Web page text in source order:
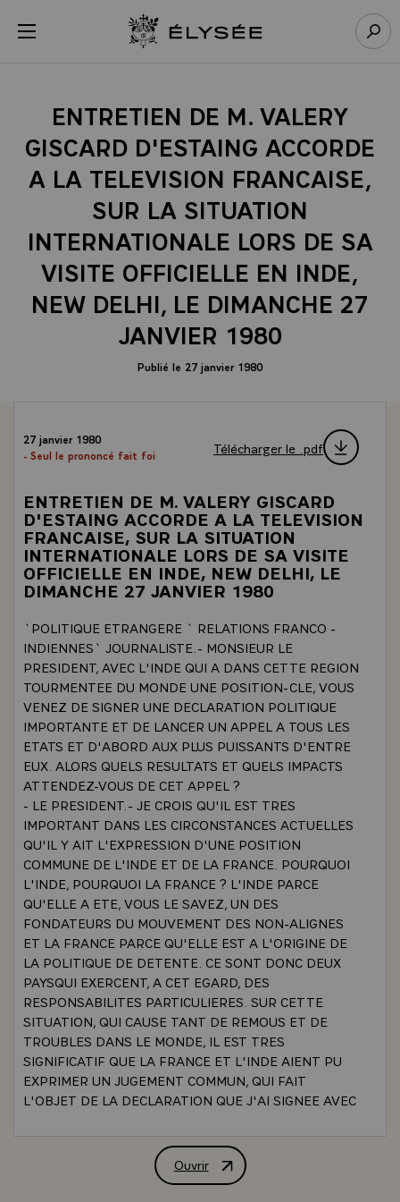
menu Retour à l’accueil Élysée
ENTRETIEN DE M. VALERY
GISCARD D'ESTAING ACCORDE
A LA TELEVISION FRANCAISE,
SUR LA SITUATION
INTERNATIONALE LORS DE SA
VISITE OFFICIELLE EN INDE,
NEW DELHI, LE DIMANCHE 27
JANVIER 1980
Publié le 27 janvier 1980
27 janvier 1980
- Seul le prononcé fait foi
Télécharger le .pdf
ENTRETIEN DE M. VALERY GISCARD
D'ESTAING ACCORDE A LA TELEVISION
FRANCAISE, SUR LA SITUATION
INTERNATIONALE LORS DE SA VISITE
OFFICIELLE EN INDE, NEW DELHI, LE
DIMANCHE 27 JANVIER 1980
`POLITIQUE ETRANGERE ` RELATIONS FRANCO -
INDIENNES` JOURNALISTE.- MONSIEUR LE
PRESIDENT, AVEC L'INDE QUI A DANS CETTE REGION
TOURMENTEE DU MONDE UNE POSITION-CLE, VOUS
VENEZ DE SIGNER UNE DECLARATION POLITIQUE
IMPORTANTE ET DE LANCER UN APPEL A TOUS LES
ETATS ET D'ABORD AUX PLUS PUISSANTS D'ENTRE
EUX. ALORS QUELS RESULTATS ET QUELS IMPACTS
ATTENDEZ-VOUS DE CET APPEL ?
- LE PRESIDENT.- JE CROIS QU'IL EST TRES
IMPORTANT DANS LES CIRCONSTANCES ACTUELLES
QU'IL Y AIT L'EXPRESSION D'UNE POSITION
COMMUNE DE L'INDE ET DE LA FRANCE. POURQUOI
L'INDE, POURQUOI LA FRANCE ? L'INDE PARCE
QU'ELLE A ETE, VOUS LE SAVEZ, UN DES
FONDATEURS DU MOUVEMENT DES NON-ALIGNES
ET LA FRANCE PARCE QU'ELLE EST A L'ORIGINE DE
LA POLITIQUE DE DETENTE. CE SONT DONC DEUX
PAYSQUI EXERCENT, A CET EGARD, DES
RESPONSABILITES PARTICULIERES. SUR CETTE
SITUATION, QUI CAUSE TANT DE REMOUS ET DE
TROUBLES DANS LE MONDE, IL EST TRES
SIGNIFICATIF QUE LA FRANCE ET L'INDE AIENT PU
EXPRIMER UN JUGEMENT COMMUN, QUI FAIT
L'OBJET DE LA DECLARATION QUE J'AI SIGNEE AVEC
QUE J'APPELLERAI LA VOIX DE LA PAIX. DANS LA
MONTEE DES TENSIONS INTERNATIONALES ON
Ouvrir
ENTRETIEN DE M. VALERY
Panneau de gestion des cookies